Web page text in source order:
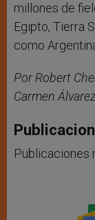
millones de
Egipto, Tierra
como
Por Robert
Carmen
Publicaciones